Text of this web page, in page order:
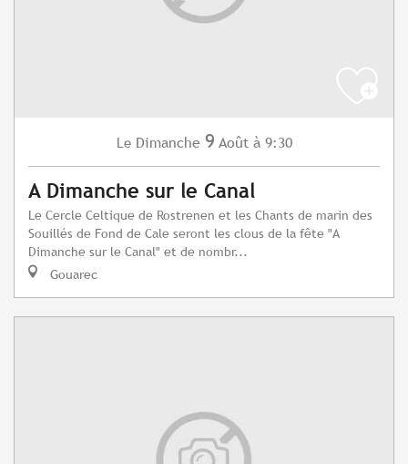
Le Dimanche 9 Août à 9:30
A Dimanche sur le Canal
Le Cercle Celtique de Rostrenen et les Chants de marin des
Souillés de Fond de Cale seront les clous de la fête "A
Dimanche sur le Canal" et de nombr...
Gouarec